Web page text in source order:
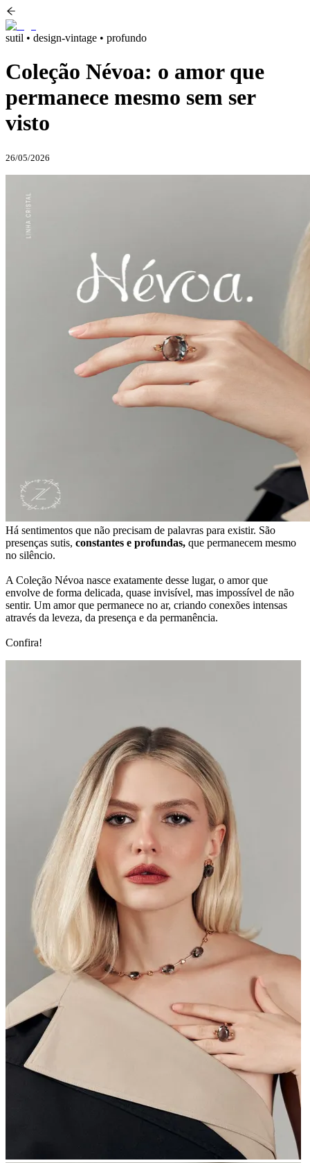
sutil • design-vintage • profundo
Coleção Névoa: o amor que
permanece mesmo sem ser
visto
26/05/2026
Há sentimentos que não precisam de palavras para existir. São
presenças sutis, constantes e profundas, que permanecem mesmo
no silêncio.
A Coleção Névoa nasce exatamente desse lugar, o amor que
envolve de forma delicada, quase invisível, mas impossível de não
sentir. Um amor que permanece no ar, criando conexões intensas
através da leveza, da presença e da permanência.
Confira!